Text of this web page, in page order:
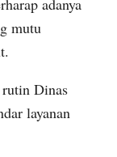
mutu
Dinas
layanan